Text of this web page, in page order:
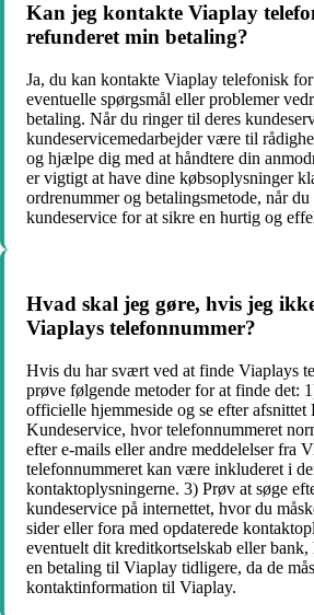
Kan jeg kontakte Viaplay
refunderet min betaling?
Ja, du kan kontakte Viaplay telefonisk
eventuelle spørgsmål eller problemer
betaling. Når du ringer til deres
kundeservicemedarbejder være til
og hjælpe dig med at håndtere din
er vigtigt at have dine købsoplysninger
ordrenummer og betalingsmetode, når
kundeservice for at sikre en hurtig og
Hvad skal jeg gøre, hvis jeg
Viaplays telefonnummer?
Hvis du har svært ved at finde Viaplays
prøve følgende metoder for at finde det:
officielle hjemmeside og se efter afsnittet
Kundeservice, hvor telefonnummeret
efter e-mails eller andre meddelelser fra
telefonnummeret kan være inkluderet i
kontaktoplysningerne. 3) Prøv at søge
kundeservice på internettet, hvor du
sider eller fora med opdaterede
eventuelt dit kreditkortselskab eller bank,
en betaling til Viaplay tidligere, da de
kontaktinformation til Viaplay.